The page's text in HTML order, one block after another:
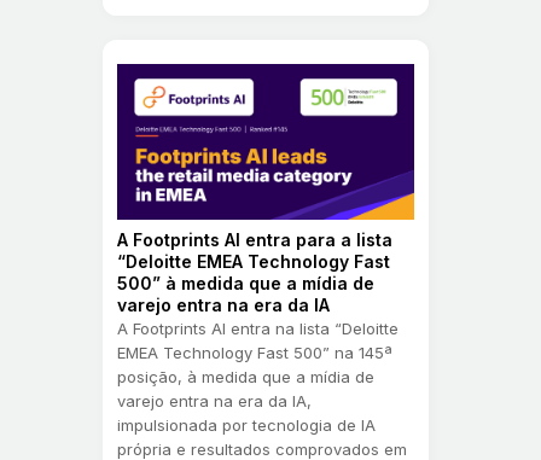
A Footprints AI entra para a lista
“Deloitte EMEA Technology Fast
500” à medida que a mídia de
varejo entra na era da IA
A Footprints AI entra na lista “Deloitte
EMEA Technology Fast 500” na 145ª
posição, à medida que a mídia de
varejo entra na era da IA,
impulsionada por tecnologia de IA
própria e resultados comprovados em